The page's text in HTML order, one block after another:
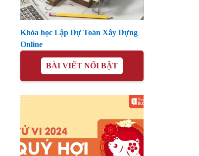
Khóa học Lập Dự Toán Xây Dựng
Online
BÀI VIẾT NỔI BẬT